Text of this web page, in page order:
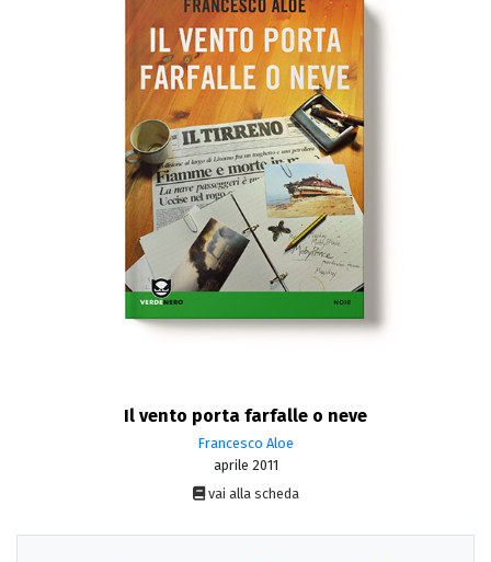
Il vento porta farfalle o neve
Francesco Aloe
aprile 2011
vai alla scheda